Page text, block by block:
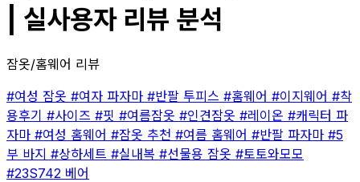
| 실사용자 리뷰 분석
잠옷/홈웨어 리뷰
#여성 잠옷 #여자 파자마 #반팔 투피스 #홈웨어 #이지웨어 #착
용후기 #사이즈 #핏 #여름잠옷 #인견잠옷 #레이온 #캐릭터 파
자마 #여성 홈웨어 #잠옷 추천 #여름 홈웨어 #반팔 파자마 #5
부 바지 #상하세트 #실내복 #선물용 잠옷 #토토와모모
#23S742 베어